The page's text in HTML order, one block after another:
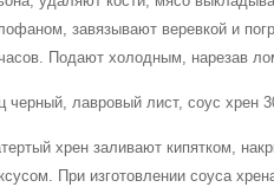
завязывают веревкой и
Подают холодным, нарезав
черный, лавровый лист, соус хрен
хрен заливают кипятком,
При изготовлении соуса